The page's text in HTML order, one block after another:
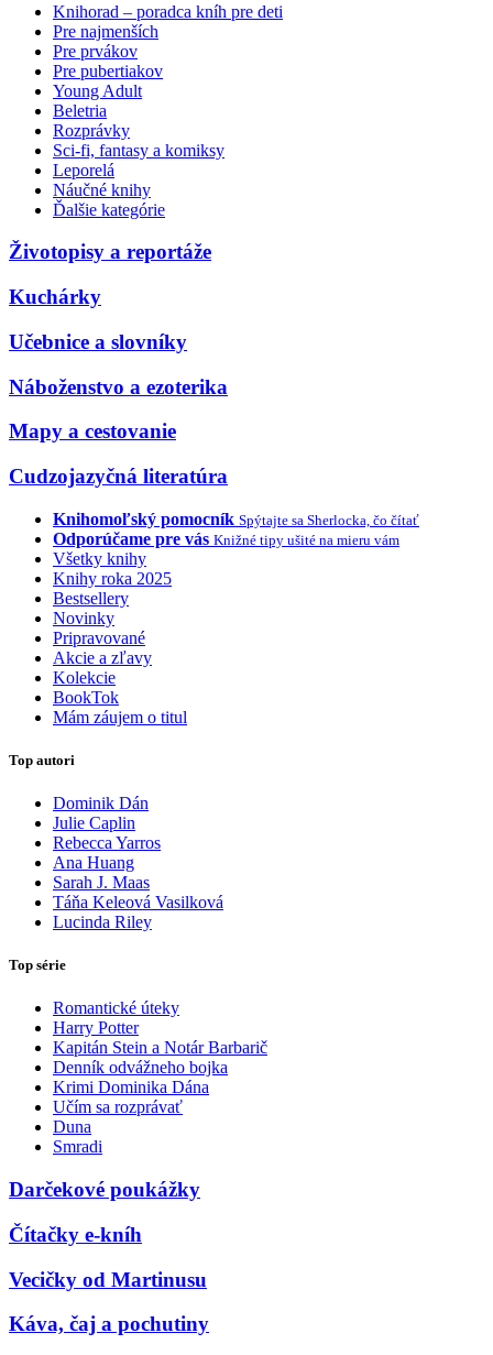
Knihorad – poradca kníh pre deti
Pre najmenších
Pre prvákov
Pre pubertiakov
Young Adult
Beletria
Rozprávky
Sci-fi, fantasy a komiksy
Leporelá
Náučné knihy
Ďalšie kategórie
Životopisy a reportáže
Kuchárky
Učebnice a slovníky
Náboženstvo a ezoterika
Mapy a cestovanie
Cudzojazyčná literatúra
Knihomoľský pomocník Spýtajte sa Sherlocka, čo čítať
Odporúčame pre vás Knižné tipy ušité na mieru vám
Všetky knihy
Knihy roka 2025
Bestsellery
Novinky
Pripravované
Akcie a zľavy
Kolekcie
BookTok
Mám záujem o titul
Top autori
Dominik Dán
Julie Caplin
Rebecca Yarros
Ana Huang
Sarah J. Maas
Táňa Keleová Vasilková
Lucinda Riley
Top série
Romantické úteky
Harry Potter
Kapitán Stein a Notár Barbarič
Denník odvážneho bojka
Krimi Dominika Dána
Učím sa rozprávať
Duna
Smradi
Darčekové poukážky
Čítačky e-kníh
Vecičky od Martinusu
Káva, čaj a pochutiny